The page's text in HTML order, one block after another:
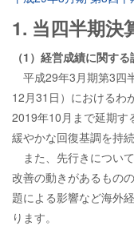
1. 当四半期決
（1）経営成績に関す
平成29年3月期第3四
12月31日）におけるわ
2019年10月まで延期す
緩やかな回復基調を持
また、先行きについ
改善の動きがあるもの
題による影響など海外
ります。